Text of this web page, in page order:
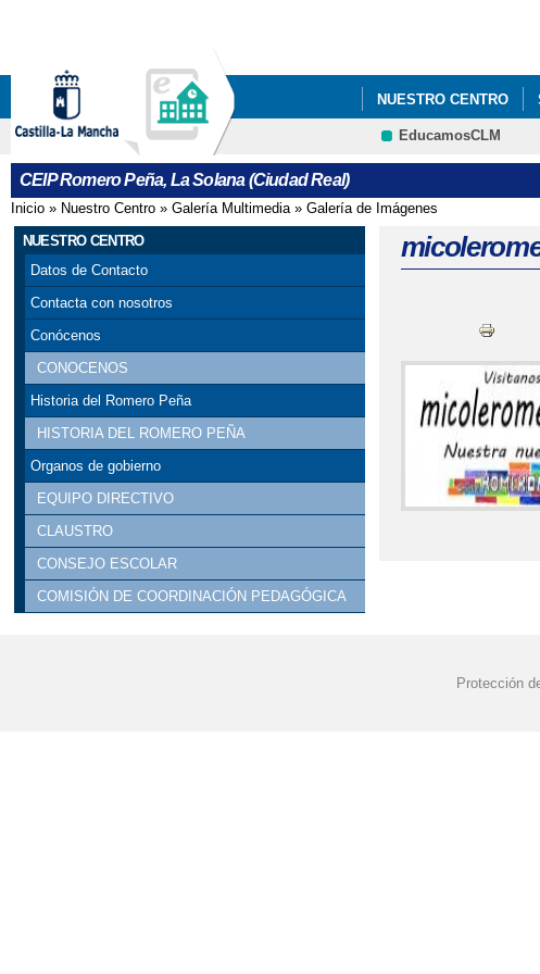
NUESTRO CENTRO
ERASMUS+ "SEEING
EducamosCLM
CEIP Romero Peña, La Solana (Ciudad Real)
Se encuentra usted aquí
Inicio » Nuestro Centro » Galería Multimedia» Galería de Imágenes
NUESTRO CENTRO
Datos de Contacto
Contacta con nosotros
Conócenos
CONOCENOS
Historia del Romero Peña
HISTORIA DEL ROMERO PEÑA
Organos de gobierno
EQUIPO DIRECTIVO
CLAUSTRO
CONSEJO ESCOLAR
COMISIÓN DE COORDINACIÓN PEDAGÓGICA
Protección